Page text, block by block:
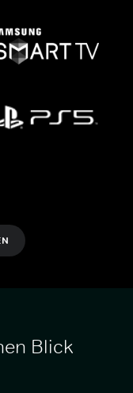
Blick